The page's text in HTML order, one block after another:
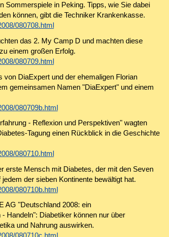
Sommerspiele in Peking. Tipps, wie Sie dabei
können, gibt die Techniker Krankenkasse.
080708.html
das 2. My Camp D und machten diese
einem großen Erfolg.
080709.html
von DiaExpert und der ehemaligen Florian
gemeinsamen Namen "DiaExpert" und einem
080709b.html
- Reflexion und Perspektiven" wagten
Tagung einen Rückblick in die Geschichte
080710.html
erste Mensch mit Diabetes, der mit den Seven
der sieben Kontinente bewältigt hat.
080710b.html
AG "Deutschland 2008: ein
Handeln": Diabetiker können nur über
und Nahrung auswirken.